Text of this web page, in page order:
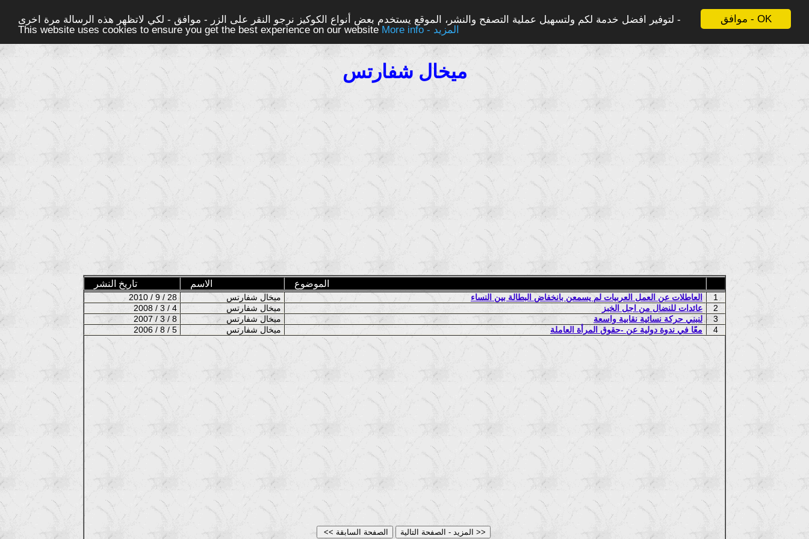
موافق - OK
لتوفير افضل خدمة لكم ولتسهيل عملية التصفح والنشر، الموقع يستخدم بعض أنواع الكوكيز نرجو النقر على الزر - موافق - لكي لاتظهر هذه الرسالة مرة اخرى -
This website uses cookies to ensure you get the best experience on our website
More info - المزيد
ميخال شفارتس
تاريخ النشر الاسم الموضوع
2010 / 9 / 28 العاطلات عن العمل العربيات لم يسمعن بانخفاض البطالة بين النساء
1
2008 / 3 / 4
عائدات للنضال من اجل الخبز
2
2007 / 3 / 8
لنبني حركة نسائية نقابية واسعة
3
2006 / 8 / 5
معًا في ندوة دولية عن -حقوق المرأة العاملة 4